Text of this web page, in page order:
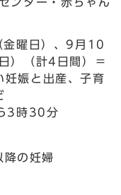
曜日）、9月10
）（計4日間）＝
妊娠と出産、子育
3時30分
の妊婦